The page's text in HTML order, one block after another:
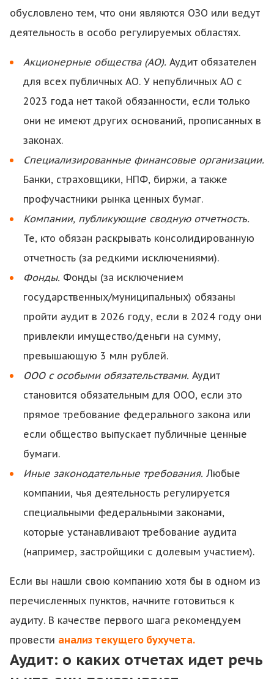
обусловлено тем, что они являются ОЗО или ведут
деятельность в особо регулируемых областях.
Акционерные общества (АО). Аудит обязателен
для всех публичных АО. У непубличных АО с
2023 года нет такой обязанности, если только
они не имеют других оснований, прописанных в
законах.
Специализированные финансовые организации.
Банки, страховщики, НПФ, биржи, а также
профучастники рынка ценных бумаг.
Компании, публикующие сводную отчетность.
Те, кто обязан раскрывать консолидированную
отчетность (за редкими исключениями).
Фонды. Фонды (за исключением
государственных/муниципальных) обязаны
пройти аудит в 2026 году, если в 2024 году они
привлекли имущество/деньги на сумму,
превышающую 3 млн рублей.
ООО с особыми обязательствами. Аудит
становится обязательным для ООО, если это
прямое требование федерального закона или
если общество выпускает публичные ценные
бумаги.
Иные законодательные требования. Любые
компании, чья деятельность регулируется
специальными федеральными законами,
которые устанавливают требование аудита
(например, застройщики с долевым участием).
Если вы нашли свою компанию хотя бы в одном из
перечисленных пунктов, начните готовиться к
аудиту. В качестве первого шага рекомендуем
провести анализ текущего бухучета.
Аудит: о каких отчетах идет речь